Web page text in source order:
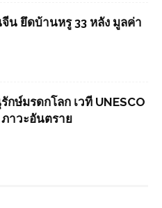
น ยึดบ้านหรู 33 หลัง มูลค่า
ษ์มรดกโลก เวที UNESCO
าวะอันตราย